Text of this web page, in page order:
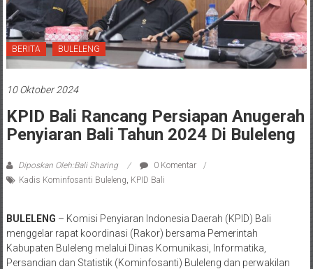
BERITA BULELENG
10 Oktober 2024
KPID Bali Rancang Persiapan Anugerah
Penyiaran Bali Tahun 2024 Di Buleleng
Diposkan Oleh:Bali Sharing
0 Komentar
Kadis Kominfosanti Buleleng KPID Bali
BULELENG – Komisi Penyiaran Indonesia Daerah (KPID) Bali
menggelar rapat koordinasi (Rakor) bersama Pemerintah
Kabupaten Buleleng melalui Dinas Komunikasi, Informatika,
Persandian dan Statistik (Kominfosanti) Buleleng dan perwakilan